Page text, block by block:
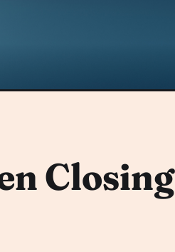
Closing